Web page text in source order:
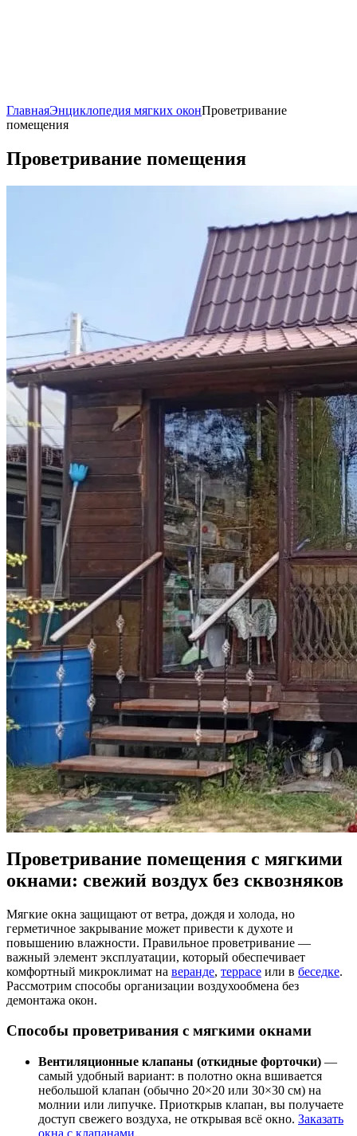
ГлавнаяЭнциклопедия мягких оконПроветривание
помещения
Проветривание помещения
Проветривание помещения с мягкими
окнами: свежий воздух без сквозняков
Мягкие окна защищают от ветра, дождя и холода, но
герметичное закрывание может привести к духоте и
повышению влажности. Правильное проветривание —
важный элемент эксплуатации, который обеспечивает
комфортный микроклимат на веранде, террасе или в беседке.
Рассмотрим способы организации воздухообмена без
демонтажа окон.
Способы проветривания с мягкими окнами
Вентиляционные клапаны (откидные форточки) —
самый удобный вариант: в полотно окна вшивается
небольшой клапан (обычно 20×20 или 30×30 см) на
молнии или липучке. Приоткрыв клапан, вы получаете
доступ свежего воздуха, не открывая всё окно. Заказать
окна с клапанами.